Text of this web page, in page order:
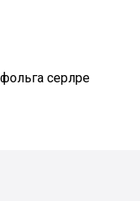
серләре